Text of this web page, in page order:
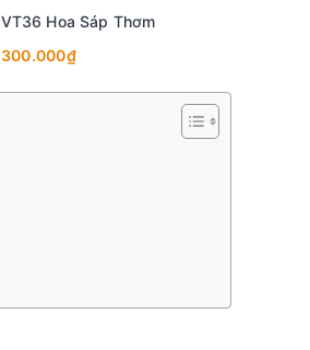
VT36 Hoa Sáp Thơm
300.000₫